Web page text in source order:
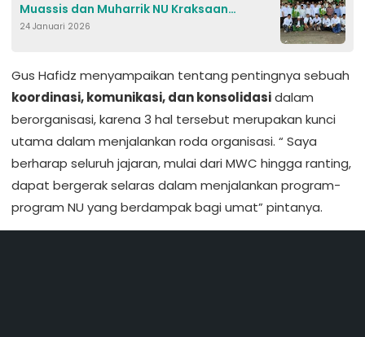
Muassis dan Muharrik NU Kraksaan
Probolinggo
24 Januari 2026
Gus Hafidz menyampaikan tentang pentingnya sebuah
koordinasi, komunikasi, dan konsolidasidalam
berorganisasi, karena 3 hal tersebut merupakan kunci
utama dalam menjalankan roda organisasi. “ Saya
berharap seluruh jajaran, mulai dari MWC hingga ranting,
dapat bergerak selaras dalam menjalankan program-
program NU yang berdampak bagi umat” pintanya.